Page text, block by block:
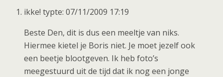
ikke! typte: 07/11/2009 17:19
Beste Den, dit is dus een meeltje van niks.
Hiermee kietel je Boris niet. Je moet jezelf ook
een beetje blootgeven. Ik heb foto’s
meegestuurd uit de tijd dat ik nog een jonge